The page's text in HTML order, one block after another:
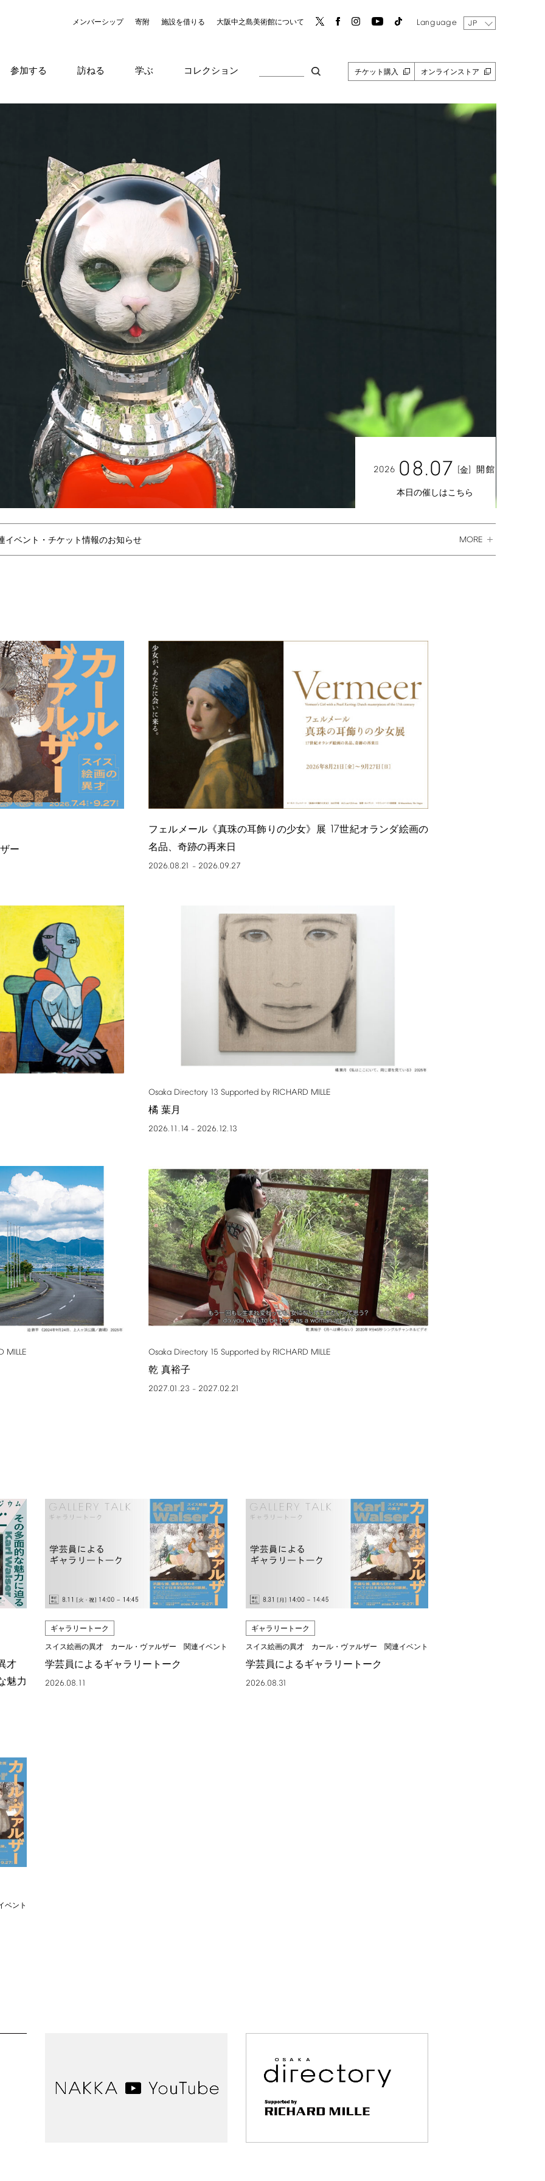
メンバーシップ 寄附 施設を借りる 大阪中之島美術館について Language JP
参加する 訪ねる 学ぶ コレクション チケット購入 オンラインストア
2026 08.07 [金] 開館
本日の催しはこちら
イベント・チケット情報のお知らせ MORE
ー
フェルメール《真珠の耳飾りの少女》展 17世紀オランダ絵画の
名品、奇跡の再来日
2026.08.21 – 2026.09.27
Osaka Directory 13 Supported by RICHARD MILLE
橘 葉月
2026.11.14 – 2026.12.13
MILLE Osaka Directory 15 Supported by RICHARD MILLE
乾 真裕子
2027.01.23 – 2027.02.21
才
魅力
ギャラリートーク
スイス絵画の異才 カール・ヴァルザー 関連イベント
学芸員によるギャラリートーク
2026.08.11
ギャラリートーク
スイス絵画の異才 カール・ヴァルザー 関連イベント
学芸員によるギャラリートーク
2026.08.31
ベント